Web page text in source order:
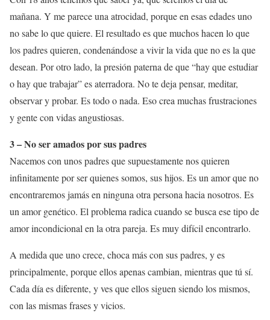
mañana. Y me parece una atrocidad, porque en esas edades uno
no sabe lo que quiere. El resultado es que muchos hacen lo que
los padres quieren, condenándose a vivir la vida que no es la que
desean. Por otro lado, la presión paterna de que “hay que estudiar
o hay que trabajar” es aterradora. No te deja pensar, meditar,
observar y probar. Es todo o nada. Eso crea muchas frustraciones
y gente con vidas angustiosas.
3 – No ser amados por sus padres
Nacemos con unos padres que supuestamente nos quieren
infinitamente por ser quienes somos, sus hijos. Es un amor que no
encontraremos jamás en ninguna otra persona hacia nosotros. Es
un amor genético. El problema radica cuando se busca ese tipo de
amor incondicional en la otra pareja. Es muy difícil encontrarlo.
A medida que uno crece, choca más con sus padres, y es
principalmente, porque ellos apenas cambian, mientras que tú sí.
Cada día es diferente, y ves que ellos siguen siendo los mismos,
con las mismas frases y vicios.